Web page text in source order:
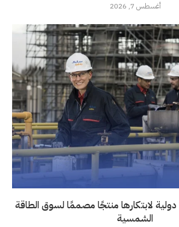
أغسطس 7, 2026
لابتكارها منتجًا مصممًا لسوق الطاقة
الشمسية